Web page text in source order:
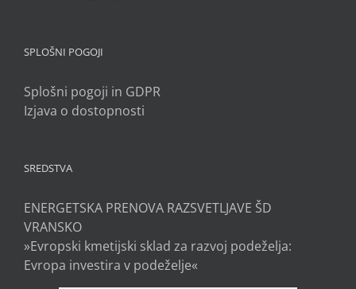
SPLOŠNI POGOJI
Splošni pogoji in GDPR
Izjava o dostopnosti
SREDSTVA
ENERGETSKA PRENOVA RAZSVETLJAVE ŠD
VRANSKO
»Evropski kmetijski sklad za razvoj podeželja:
Evropa investira v podeželje«